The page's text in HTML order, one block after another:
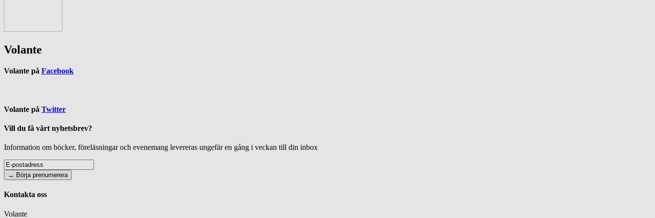
Volante
Volante på Facebook
Volante på Twitter
Vill du få vårt nyhetsbrev?
Information om böcker, föreläsningar och evenemang levereras ungefär en gång i veckan till din inbox
Kontakta oss
Volante